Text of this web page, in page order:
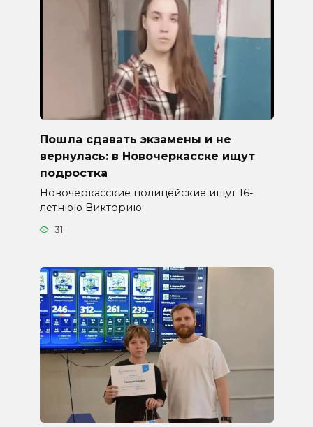
Пошла сдавать экзамены и не
вернулась: в Новочеркасске ищут
подростка
Новочеркасские полицейские ищут 16-
летнюю Викторию
31